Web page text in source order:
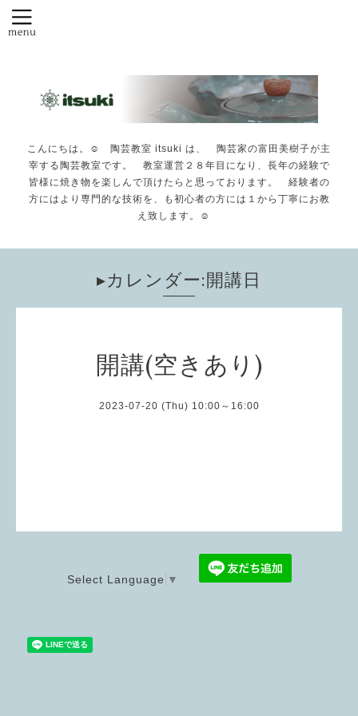
こんにちは。☺️ 陶芸教室 itsuki は、 陶芸家の富田美樹子が主
宰する陶芸教室です。 教室運営２８年目になり、長年の経験で
皆様に焼き物を楽しんで頂けたらと思っております。 経験者の
方にはより専門的な技術を、も初心者の方には１から丁寧にお教
え致します。☺️
▸カレンダー:開講日
開講(空きあり)
2023-07-20 (Thu) 10:00～16:00
Select Language ▼